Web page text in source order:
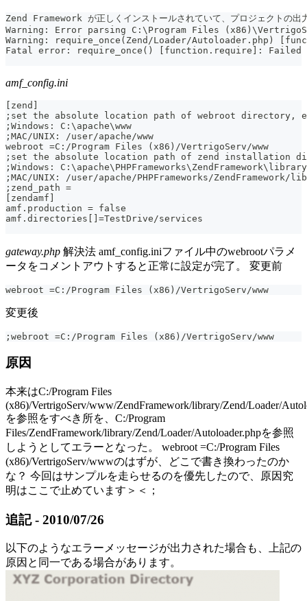
Zend Framework が正しくインストールされていて、プロジェク
Warning: Error parsing C:\Program Files
Warning: require_once(Zend/Loader/Autoloader.php)
Fatal error: require_once() [function.require]: Failed
amf_config.ini
[zend]
;set the absolute location path of webroot directory,
;Windows: C:\apache\www
;MAC/UNIX: /user/apache/www
webroot =C:/Program Files (x86)/VertrigoServ/www
;set the absolute location path of zend installation
;Windows: C:\apache\PHPFrameworks\ZendFramework\library
;MAC/UNIX: /user/apache/PHPFrameworks/ZendFramework/
;zend_path =
[zendamf]
amf.production = false
amf.directories[]=TestDrive/services
gateway.php 解決法 amf_config.iniファイル中のwebrootパラメ
ータをコメントアウトすると正常に設定が完了。 変更前
webroot =C:/Program Files (x86)/VertrigoServ/www
変更後
;webroot =C:/Program Files (x86)/VertrigoServ/www
原因
本来はC:/Program Files
(x86)/VertrigoServ/www/ZendFramework/library/Zend/Loader/
を参照をすべき所を、C:/Program
Files/ZendFramework/library/Zend/Loader/Autoloader.phpを参照
しようとしてエラーとなった。 webroot =C:/Program Files
(x86)/VertrigoServ/wwwのはずが、どこで書き換わったのか
な？ 今回はサンプルを走らせるのを優先したので、原因究
明はここで止めています＞＜；
追記 - 2010/07/26
以下のようなエラーメッセージが出力された場合も、上記の
原因と同一である場合があります。